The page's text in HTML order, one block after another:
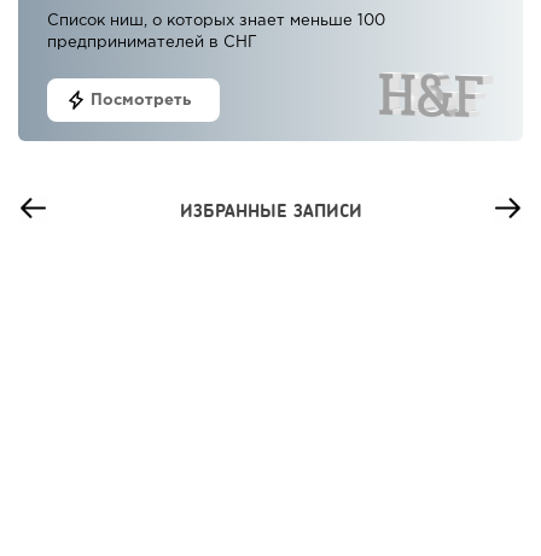
Список ниш, о которых знает меньше 100
предпринимателей в СНГ
Посмотреть
ИЗБРАННЫЕ ЗАПИСИ